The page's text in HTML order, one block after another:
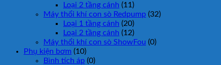
Loại 2 tầng cánh (11)
Máy thổi khí con sò Redpump (32)
Loại 1 tầng cánh (20)
Loại 2 tầng cánh (12)
Máy thổi khí con sò ShowFou (0)
Phụ kiện bơm (10)
Bình tích áp (0)